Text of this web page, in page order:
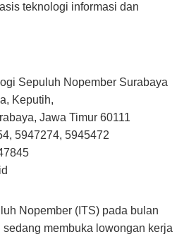
teknologi informasi dan
Sepuluh Nopember Surabaya
Keputih,
Jawa Timur 60111
5947274, 5945472
Nopember (ITS) pada bulan
membuka lowongan kerja